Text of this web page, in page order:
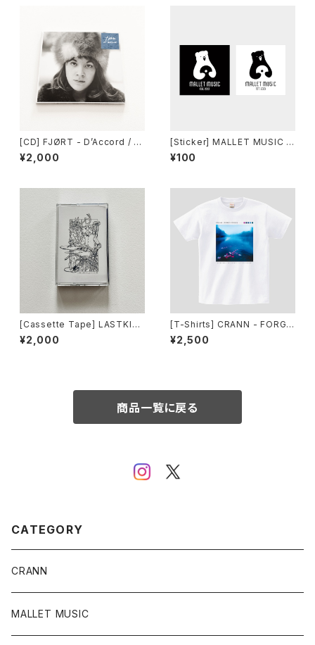
[CD] FJØRT - D’Accord / T
his Charming Man Records
DISTRO
¥2,000
[Sticker] MALLET MUSIC -
LOGO STICKER (2枚セット）
¥100
[Cassette Tape] LASTKISS
TODIEOFVISCEROTH - ST
/ Slow Down Records DIST
¥2,000
[T-Shirts] CRANN - FORGIV
ENESS WHITE
¥2,500
商品一覧に戻る
CATEGORY
CRANN
MALLET MUSIC